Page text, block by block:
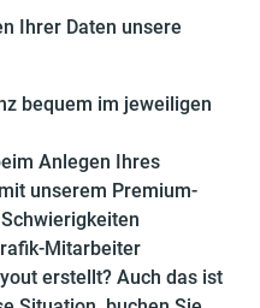
Ihrer Daten unsere
bequem im jeweiligen
Anlegen Ihres
unserem Premium-
Mitarbeiter
erstellt? Auch das ist